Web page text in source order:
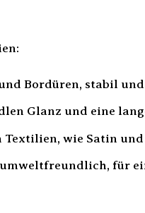
Bordüren, stabil
Glanz und eine
Textilien, wie Satin
für